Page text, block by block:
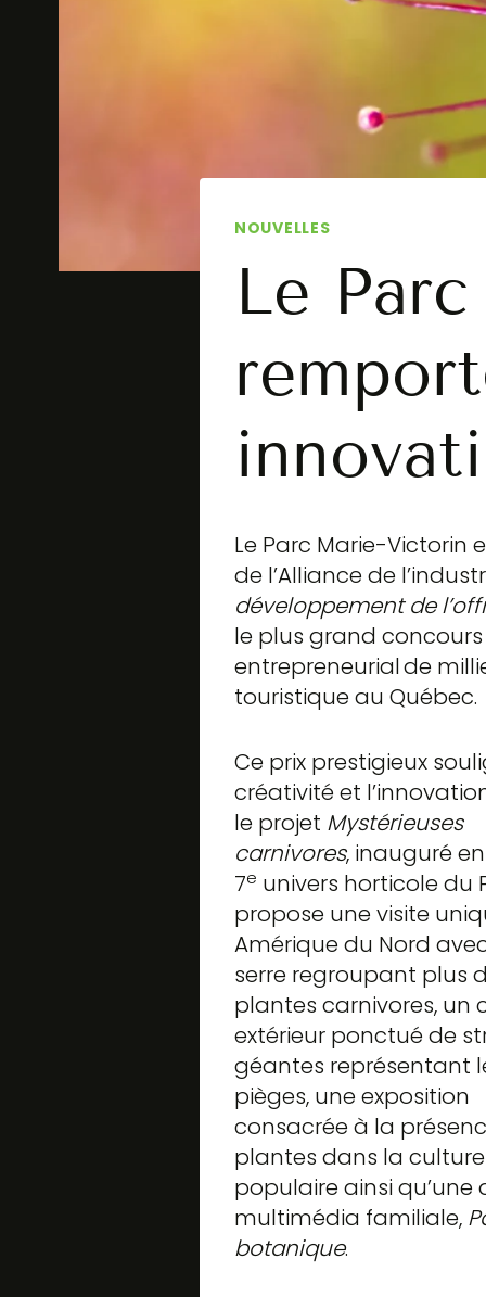
NOUVELLES
Le
Le Parc Marie-Victorin
de l’Alliance de
développement de
le plus grand concours
entrepreneurial de
touristique au Québec.
Ce prix prestigieux
créativité et
le projet Mystérieuses
carnivores, inauguré
7e univers horticole du
propose une visite
Amérique du Nord
serre regroupant plus
plantes carnivores, un
extérieur ponctué de
géantes représentant
pièges, une exposition
consacrée à la
plantes dans la culture
populaire ainsi qu’une
multimédia familiale,
botanique.